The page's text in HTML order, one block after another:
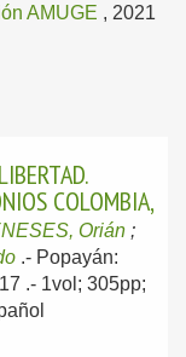
AMUGE , 2021
COLOMBIA,
Orián ;
.- Popayán:
.- 1vol; 305pp;